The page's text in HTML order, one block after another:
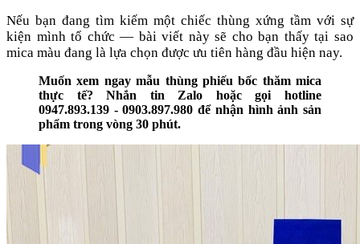
Nếu bạn đang tìm kiếm một chiếc thùng xứng tầm với sự
kiện mình tổ chức — bài viết này sẽ cho bạn thấy tại sao
mica màu đang là lựa chọn được ưu tiên hàng đầu hiện nay.
Muốn xem ngay mẫu thùng phiếu bốc thăm mica
thực tế? Nhắn tin Zalo hoặc gọi hotline
0947.893.139 - 0903.897.980 để nhận hình ảnh sản
phẩm trong vòng 30 phút.